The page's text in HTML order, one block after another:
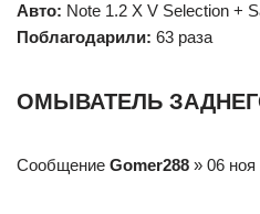
Авто: Note 1.2 X V Selection +
Поблагодарили: 63 раза
ОМЫВАТЕЛЬ
Сообщение Gomer288 » 06 ноя